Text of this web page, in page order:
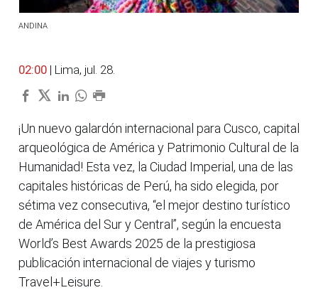
ANDINA
02:00 | Lima, jul. 28.
¡Un nuevo galardón internacional para Cusco, capital
arqueológica de América y Patrimonio Cultural de la
Humanidad! Esta vez, la Ciudad Imperial, una de las
capitales históricas de Perú, ha sido elegida, por
sétima vez consecutiva, “el mejor destino turístico
de América del Sur y Central”, según la encuesta
World’s Best Awards 2025 de la prestigiosa
publicación internacional de viajes y turismo
Travel+Leisure.